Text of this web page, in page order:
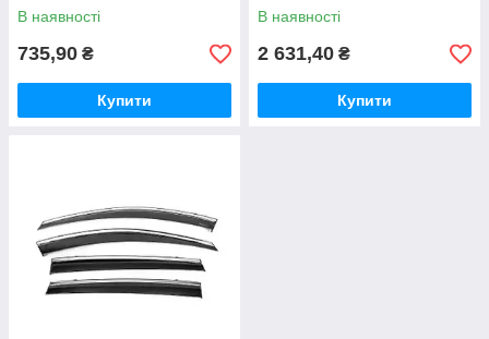
В наявності
735,90 ₴
Купити
В наявності
2 631,40 ₴
Купити